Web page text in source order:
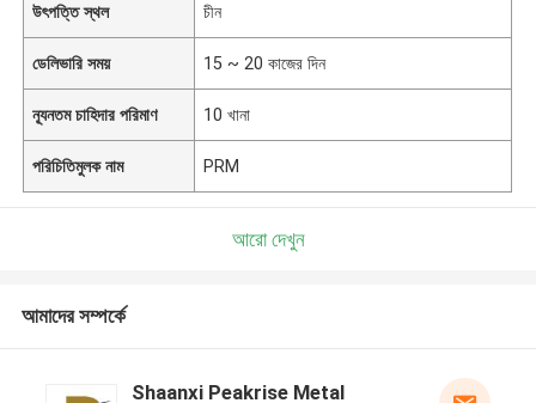
উৎপত্তি স্থল চীন
ডেলিভারি সময় 15 ~ 20 কাজের দিন
ন্যূনতম চাহিদার পরিমাণ 10 খানা
পরিচিতিমুলক নাম PRM
আরো দেখুন
আমাদের সম্পর্কে
Shaanxi Peakrise Metal